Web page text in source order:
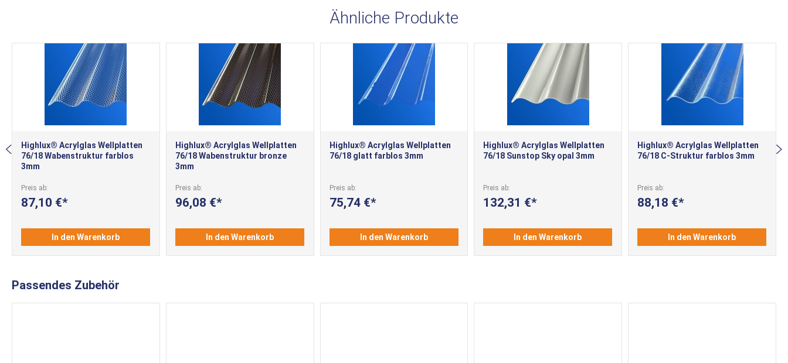
Ähnliche Produkte
Highlux® Acrylglas Wellplatten
76/18 Wabenstruktur farblos
3mm
Preis ab
87,10 €
In den Warenkorb
Highlux® Acrylglas Wellplatten
76/18 Wabenstruktur bronze
3mm
Preis ab
96,08 €
In den Warenkorb
Highlux® Acrylglas Wellplatten
76/18 glatt farblos 3mm
Preis ab
75,74 €
In den Warenkorb
Highlux® Acrylglas Wellplatten
76/18 Sunstop Sky opal 3mm
Preis ab
132,31 €
In den Warenkorb
Highlux® Acrylglas Wellplatten
76/18 C-Struktur farblos 3mm
Preis ab
88,18 €
In den Warenkorb
Passendes Zubehör